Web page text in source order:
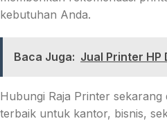
kebutuhan Anda.
Baca Juga: Jual Printer HP
Hubungi Raja Printer
terbaik untuk kantor, bisnis,